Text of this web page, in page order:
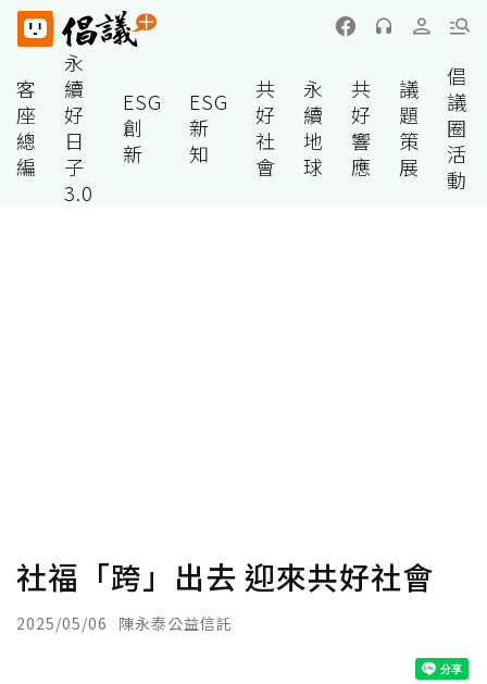
客
座
總
編
永
續
好
日
子
3.0
ESG
創
新
ESG
新
知
共
好
社
會
永
續
地
球
共
好
響
應
議
題
策
展
倡
議
圈
活
動
社福「跨」出去 迎來共好社會
2025/05/06 陳永泰公益信託